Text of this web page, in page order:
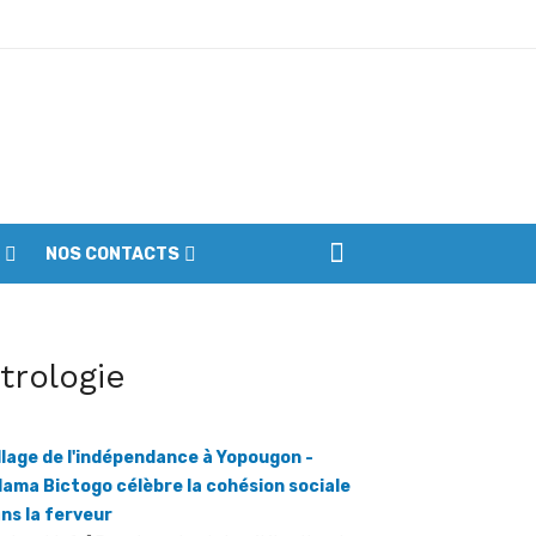
du parc
NOS CONTACTS
la ferveur
Dans le cadre de la célébration du
anniversaire de l'indépendance de la Côte